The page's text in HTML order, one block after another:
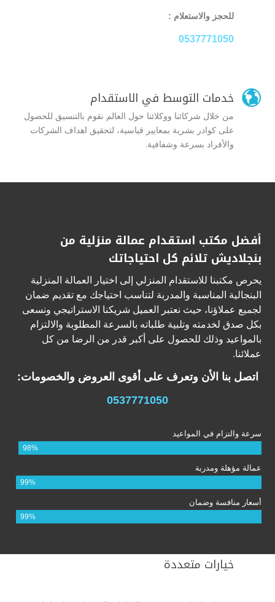
للحجز والاستعلام :
0537771050
 خدمات التوسط في الاستقدام
من خلال شركائنا ووكلائنا حول العالم نقوم بالتنسيق للحصول
على كوادر بشرية بمعايير قياسية، لتحقيق اهداف الشركات
والأفراد بسرعة وشفافية.
أفضل مكتب استقدام عمالة منزلية من
بنجلاديش تلائم كل احتياجاتك
يحرص مكتبنا للاستقدام المنزلي إلى اختيار العمالة المنزلية
البنجالية المناسبة والمدربة لتناسب احتياجك مع تقديم ضمان
لجميع عملاؤنا، حيث نعتبر العميل شريكنا الاستراتيجي ونسعى
بكل صدق لخدمته وتلبية طلباته بالسرعة المطلوبة والالتزام
بالمواعيد وذلك للحصول على أكبر قدر من الرضا من كل
عملائنا.
اتصل بنا الأن وتعرف على أقوى العروض والخصومات:
0537771050
سرعة والتزام في المواعيد
98%
عمالة مؤهلة ومدربة
99%
أسعار منافسة وضمان
99%
خيارات متعددة